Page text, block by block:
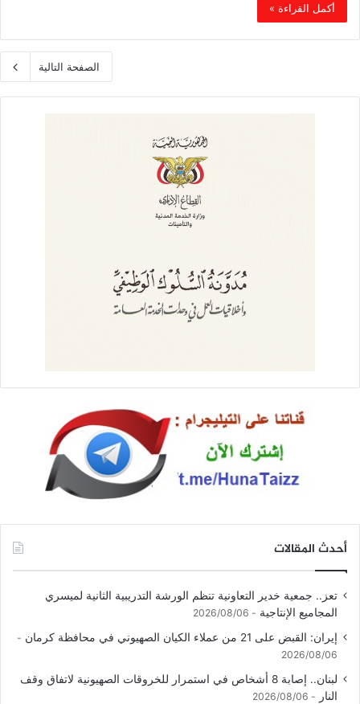
أكمل القراءة »
الصفحة التالية
أحدث المقالات
تعز.. جمعية خدير التعاونية تنظم الورشة التدريبية الثانية لميسري
المجاميع الإنتاجية
2026/08/06
إيران: القبض على 21 من عملاء الكيان الصهيوني في محافظة كرمان
2026/08/06
لبنان.. إصابة 8 أشخاص في استمرار للخروقات الصهيونية لاتفاق وقف
النار
2026/08/06